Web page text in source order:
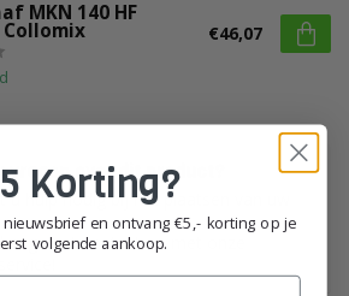
MKN 140 HF
€46,07
vragen over dit product?
u hulp nodig bij het plaatsen van uw
gerust contact op met onze
Korting?
en ontvang €5,- korting op je
volgende aankoop.